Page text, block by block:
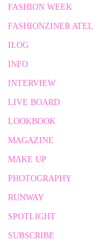
FASHION WEEK
FASHIONZINER
ILOG
INFO
INTERVIEW
LIVE BOARD
LOOKBOOK
MAGAZINE
MAKE UP
PHOTOGRAPHY
RUNWAY
SPOTLIGHT
SUBSCRIBE